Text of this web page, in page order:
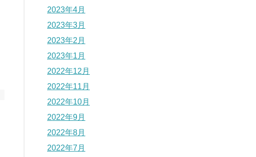
2023年4月
2023年3月
2023年2月
2023年1月
2022年12月
2022年11月
2022年10月
2022年9月
2022年8月
2022年7月